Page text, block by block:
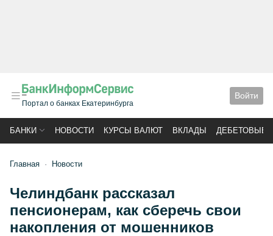
Портал о банках Екатеринбурга
Войти
БАНКИ НОВОСТИ КУРСЫ ВАЛЮТ ВКЛАДЫ ДЕБЕТОВЫЕ
Главная Новости
Челиндбанк рассказал
пенсионерам, как сберечь свои
накопления от мошенников